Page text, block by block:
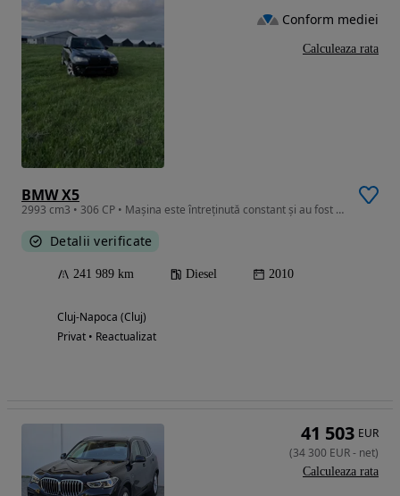
BMW X5
2993 cm3 • 306 CP • Mașina este întreținută constant și au fost făcute investiții reale re
Detalii verificate
241 989 km Diesel 2010
Cluj-Napoca (Cluj)
Privat • Reactualizat
Conform mediei
Calculeaza rata
41 503 EUR
(34 300 EUR- net)
Calculeaza rata